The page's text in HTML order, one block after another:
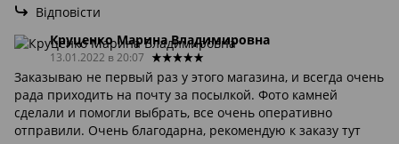
Відповісти
Круценко Марина Владимировна
13.01.2022 в 20:07
Заказываю не первый раз у этого магазина, и всегда очень
рада приходить на почту за посылкой. Фото камней
сделали и помогли выбрать, все очень оперативно
отправили. Очень благодарна, рекомендую к заказу тут